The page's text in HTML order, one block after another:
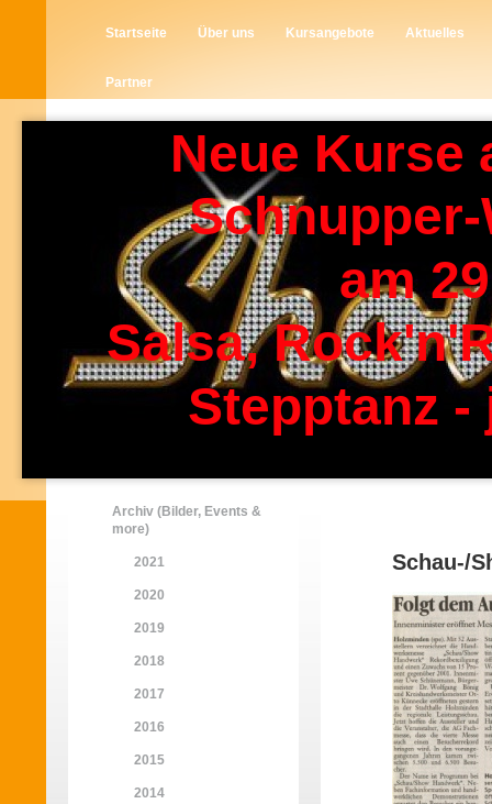
Startseite Über uns Kursangebote Aktuelles
Partner
Neue Kurse
am
Salsa,
Stepptanz -
Archiv (Bilder, Events &
more)
2021
2020
2019
2018
2017
2016
2015
2014
Schau-/